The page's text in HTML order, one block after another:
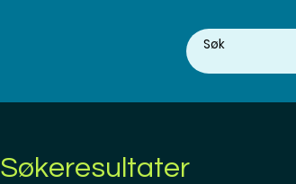
Søkeresultater